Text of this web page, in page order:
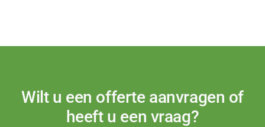
die
Wilt u een offerte aanvragen of
heeft u een vraag?